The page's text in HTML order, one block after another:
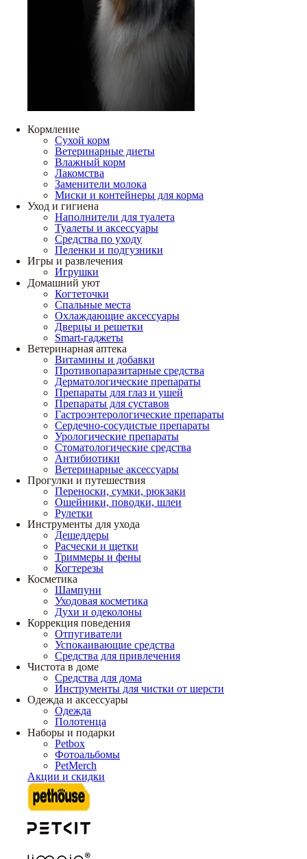
Кормление
Сухой корм
Ветеринарные диеты
Влажный корм
Лакомства
Заменители молока
Миски и контейнеры для корма
Уход и гигиена
Наполнители для туалета
Туалеты и аксессуары
Средства по уходу
Пеленки и подгузники
Игры и развлечения
Игрушки
Домашний уют
Когтеточки
Спальные места
Охлаждающие аксессуары
Дверцы и решетки
Smart-гаджеты
Ветеринарная аптека
Витамины и добавки
Противопаразитарные средства
Дерматологические препараты
Препараты для глаз и ушей
Препараты для суставов
Гастроэнтерологические препараты
Сердечно-сосудистые препараты
Урологические препараты
Стоматологические средства
Антибиотики
Ветеринарные аксессуары
Прогулки и путешествия
Переноски, сумки, рюкзаки
Ошейники, поводки, шлеи
Рулетки
Инструменты для ухода
Дешеддеры
Расчески и щетки
Триммеры и фены
Когтерезы
Косметика
Шампуни
Уходовая косметика
Духи и одеколоны
Коррекция поведения
Отпугиватели
Успокаивающие средства
Средства для привлечения
Чистота в доме
Средства для дома
Инструменты для чистки от шерсти
Одежда и аксессуары
Одежда
Полотенца
Наборы и подарки
Petbox
Фотоальбомы
PetMerch
Акции и скидки